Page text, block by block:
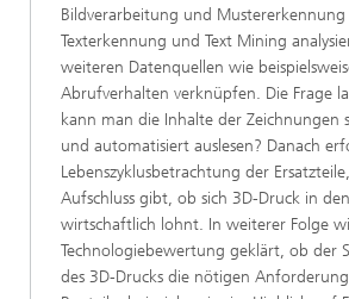
Bildverarbeitung und Mustererkennung
Texterkennung und Text Mining
weiteren Datenquellen wie
Abrufverhalten verknüpfen. Die Frage
kann man die Inhalte der Zeichnungen
und automatisiert auslesen? Danach
Lebenszyklusbetrachtung der
Aufschluss gibt, ob sich 3D-Druck in
wirtschaftlich lohnt. In weiterer Folge
Technologiebewertung geklärt, ob der
des 3D-Drucks die nötigen